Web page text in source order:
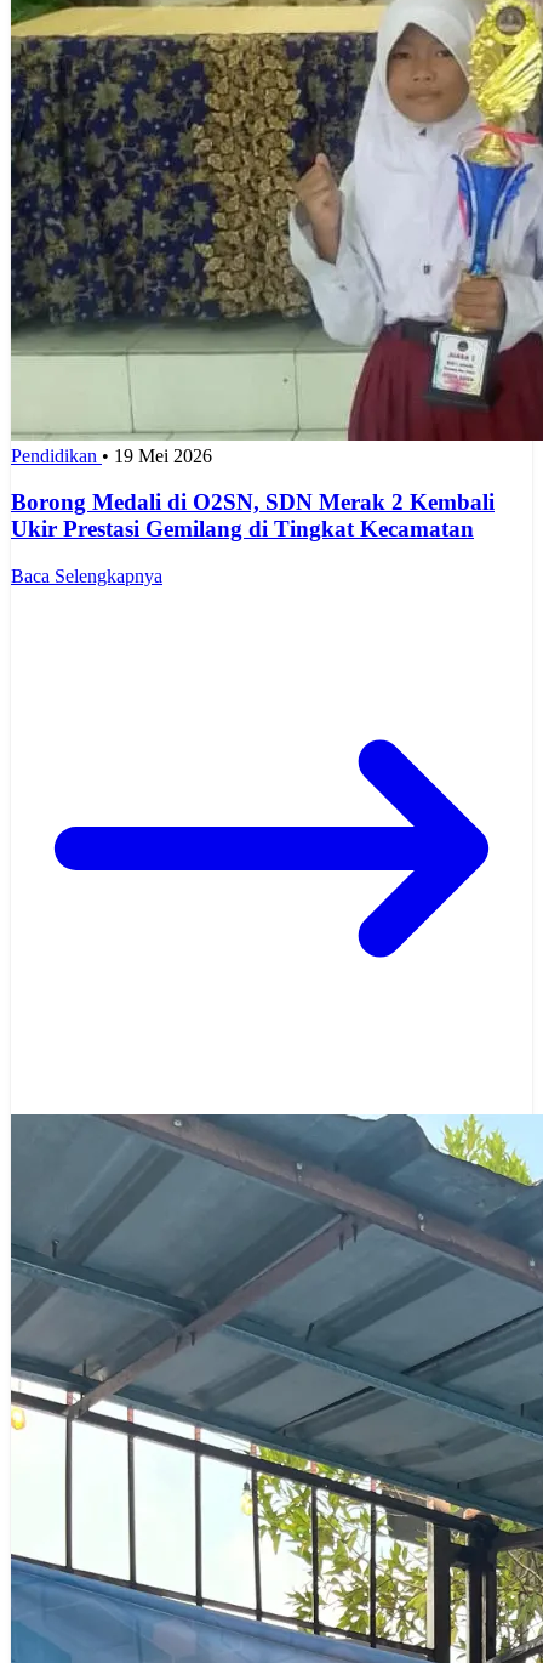
Pendidikan • 19 Mei 2026
Borong Medali di O2SN, SDN Merak 2 Kembali
Ukir Prestasi Gemilang di Tingkat Kecamatan
Baca Selengkapnya